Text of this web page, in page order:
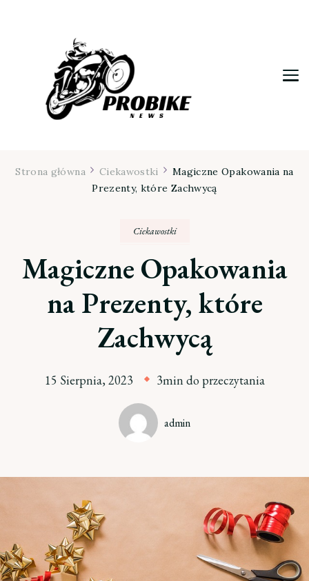
Strona główna Ciekawostki
Magiczne Opakowania na
Prezenty, które Zachwycą
Ciekawostki
Magiczne Opakowania
na Prezenty, które
Zachwycą
15 Sierpnia, 2023 3min do przeczytania
admin